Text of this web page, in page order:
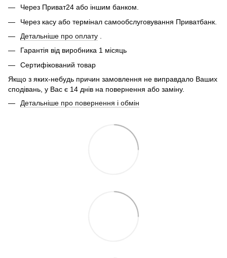
Через Приват24 або іншим банком.
Через касу або термінал самообслуговування Приватбанк.
Детальніше про оплату
Гарантія від виробника 1 місяць
Сертифікований товар
Якщо з яких-небудь причин замовлення не виправдало Ваших
сподівань, у Вас є 14 днів на повернення або заміну.
Детальніше про повернення і обмін